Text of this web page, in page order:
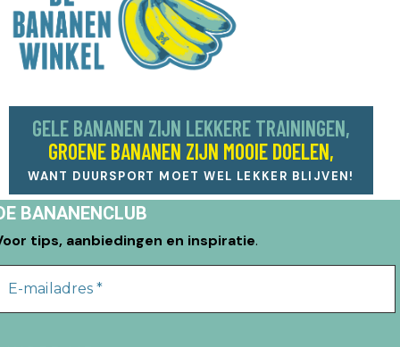
GELE BANANEN ZIJN LEKKERE TRAININGEN,
GROENE BANANEN ZIJN MOOIE DOELEN,
WANT DUURSPORT MOET WEL LEKKER BLIJVEN!
BANANENCLUB
tips, aanbiedingen en inspiratie.